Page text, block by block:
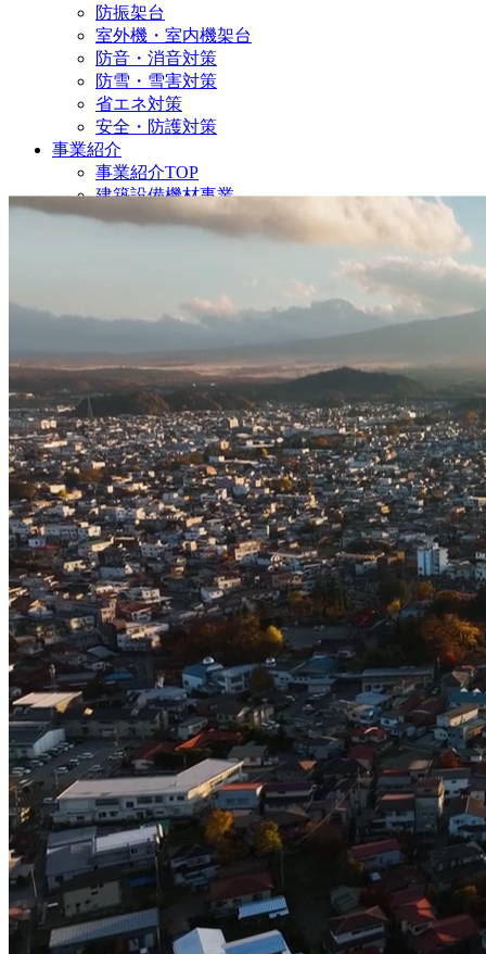
防振架台
室外機・室内機架台
防音・消音対策
防雪・雪害対策
省エネ対策
安全・防護対策
事業紹介
事業紹介TOP
建築設備機材事業
MATCH KOBA事業
MATCH KOBA事例紹介
代表メッセージ
会社概要・沿革
事業所一覧
採用情報
お問い合わせ 図面検索